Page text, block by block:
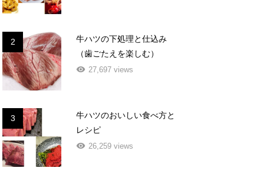
2
牛ハツの下処理と仕込み
（歯ごたえを楽しむ）
27,697 views
3
牛ハツのおいしい食べ方と
レシピ
26,259 views